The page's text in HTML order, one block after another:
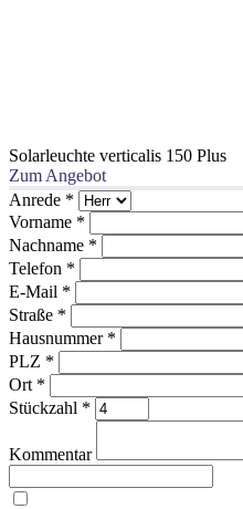
Solarleuchte verticalis 150 Plus
Zum Angebot
Anrede *
Vorname *
Nachname *
Telefon *
E-Mail *
Straße *
Hausnummer *
PLZ *
Ort *
Stückzahl *
Kommentar